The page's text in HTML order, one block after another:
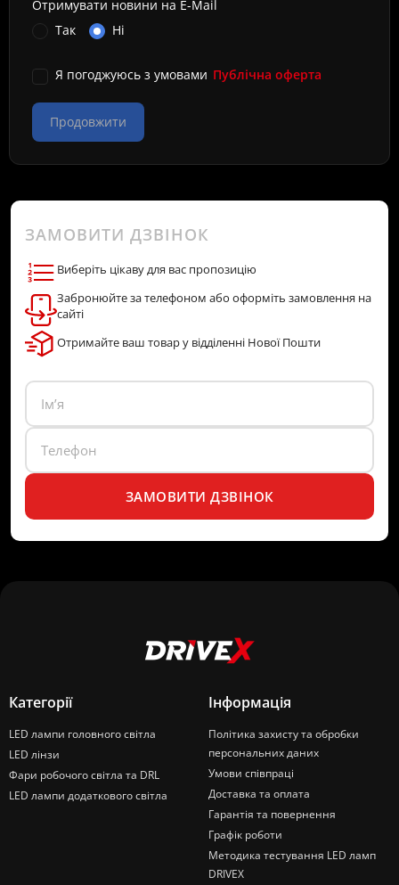
Отримувати новини на E-Mail
Так
Ні
Я погоджуюсь з умовами Публічна оферта
ЗАМОВИТИ ДЗВІНОК
Виберіть цікаву для вас пропозицію
Забронюйте за телефоном або оформіть замовлення на
сайті
Отримайте ваш товар у відділенні Нової Пошти
ЗАМОВИТИ ДЗВІНОК
Категорії
LED лампи головного світла
LED лінзи
Фари робочого світла та DRL
LED лампи додаткового світла
Інформація
Політика захисту та обробки
персональних даних
Умови співпраці
Доставка та оплата
Гарантія та повернення
Графік роботи
Методика тестування LED ламп
DRIVEX